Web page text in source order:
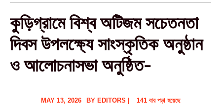
কুড়িগ্রামে বিশ্ব অটিজম সচেতনতা
দিবস উপলক্ষ্যে সাংস্কৃতিক অনুষ্ঠান
ও আলোচনাসভা অনুষ্ঠিত-
MAY 13, 2026 BY EDITORS
141 বার পড়া হয়েছে